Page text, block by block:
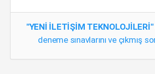
"YENİ İLETİŞİM TEKNOLOJİLERİ"
deneme sınavlarını ve çıkmış